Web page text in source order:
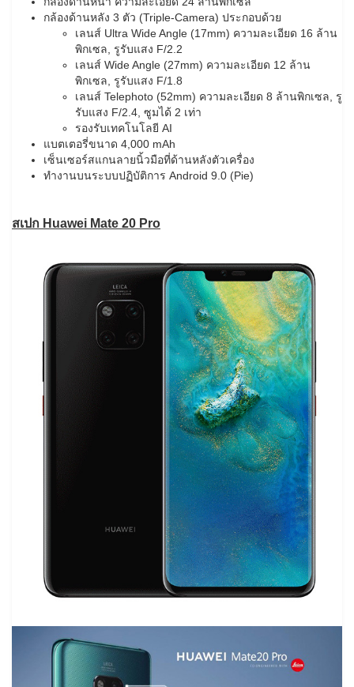
กล้องด้านหลัง 3 ตัว (Triple-Camera) ประกอบด้วย
เลนส์ Ultra Wide Angle (17mm) ความละเอียด 16 ล้าน
พิกเซล, รูรับแสง F/2.2
เลนส์ Wide Angle (27mm) ความละเอียด 12 ล้าน
พิกเซล, รูรับแสง F/1.8
เลนส์ Telephoto (52mm) ความละเอียด 8 ล้านพิกเซล, รู
รับแสง F/2.4, ซูมได้ 2 เท่า
รองรับเทคโนโลยี AI
แบตเตอรี่ขนาด 4,000 mAh
เซ็นเซอร์สแกนลายนิ้วมือที่ด้านหลังตัวเครื่อง
ทำงานบนระบบปฏิบัติการ Android 9.0 (Pie)
สเปก Huawei Mate 20 Pro